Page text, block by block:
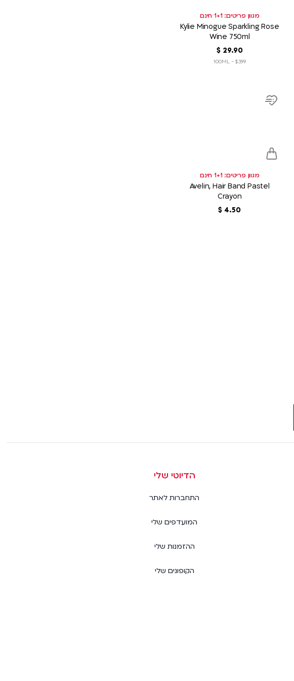
מגוון פריטים: 1+1 חינם
Kylie Minogue Sparkling Rose
Wine 750ml
29.90
$
$3.99 - 100ML
product
link
Add
מגוון פריטים: 1+1 חינם
Avelin, Hair Band Pastel
Crayon
4.50
$
הדיוטי שלי
התחברות לאתר
המועדפים שלי
ההזמנות שלי
הקופונים שלי